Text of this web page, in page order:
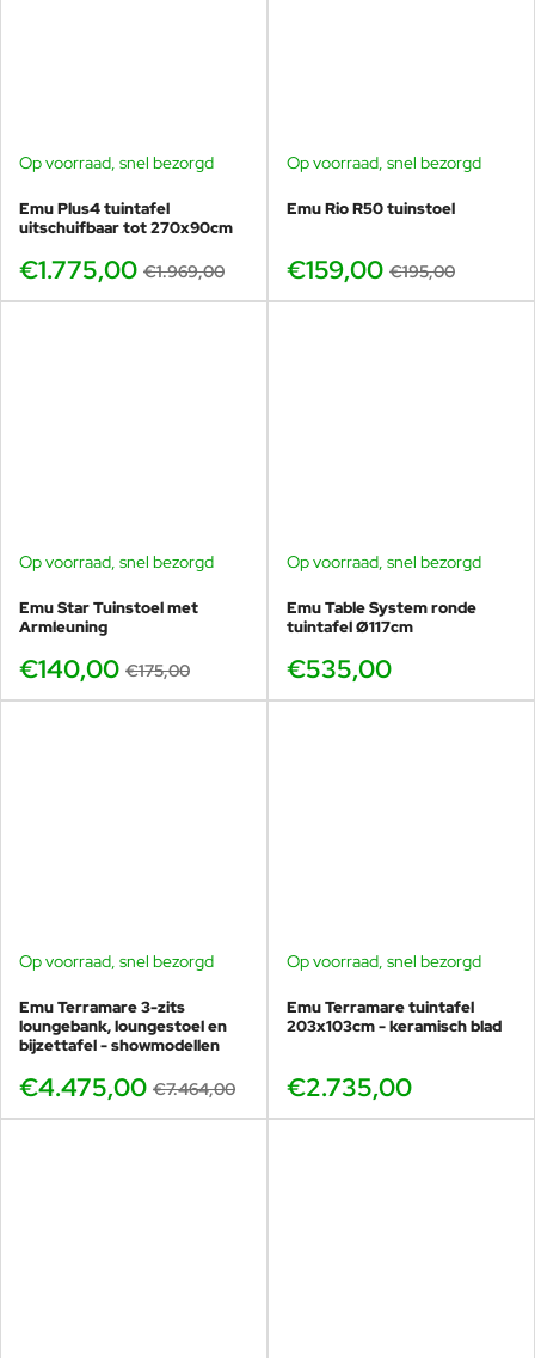
-10%
Op voorraad, snel bezorgd
Emu Plus4 tuintafel
uitschuifbaar tot 270x90cm
€1.775,00 €1.969,00
-18%
Op voorraad, snel bezorgd
Emu Rio R50 tuinstoel
€159,00 €195,00
-20%
Op voorraad, snel bezorgd
Emu Star Tuinstoel met
Armleuning
€140,00 €175,00
Op voorraad, snel bezorgd
Emu Table System ronde
tuintafel Ø117cm
€535,00
BUNDELKORTING
-40%
Op voorraad, snel bezorgd
Emu Terramare 3-zits
loungebank, loungestoel en
bijzettafel - showmodellen
€4.475,00 €7.464,00
Op voorraad, snel bezorgd
Emu Terramare tuintafel
203x103cm - keramisch blad
€2.735,00